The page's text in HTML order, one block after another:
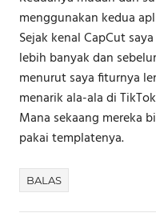
menggunakan kedua
Sejak kenal CapCut
lebih banyak dan
menurut saya fiturnya
menarik ala-ala di
Mana sekaang mereka
pakai templatenya.
BALAS